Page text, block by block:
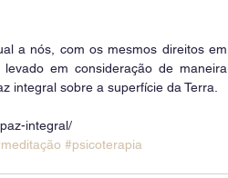
a nós, com os mesmos direitos em
em consideração de maneira
integral sobre a superfície da Terra.
integral/
#psicoterapia